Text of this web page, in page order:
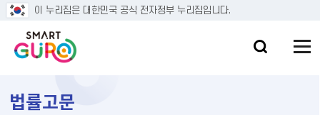
본문 바로가기
이 누리집은 대한민국 공식 전자정부 누리집입니다.
법률고문